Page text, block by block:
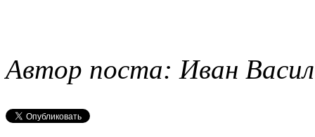
Автор поста: Иван